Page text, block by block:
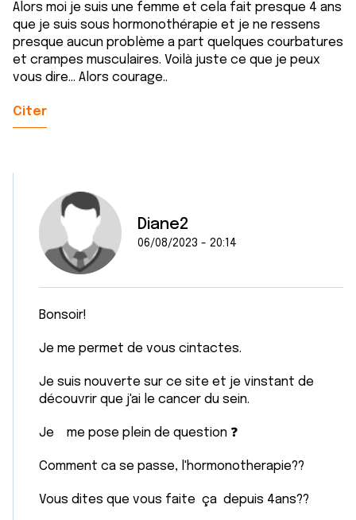
Alors moi je suis une femme et cela fait presque 4 ans
que je suis sous hormonothérapie et je ne ressens
presque aucun problème a part quelques courbatures
et crampes musculaires. Voilà juste ce que je peux
vous dire... Alors courage..
Citer
Diane2
06/08/2023 - 20:14
Bonsoir!
Je me permet de vous cintactes.
Je suis nouverte sur ce site et je vinstant de
découvrir que j'ai le cancer du sein.
Je me pose plein de question ❓
Comment ca se passe, l'hormonotherapie??
Vous dites que vous faite ça depuis 4ans??